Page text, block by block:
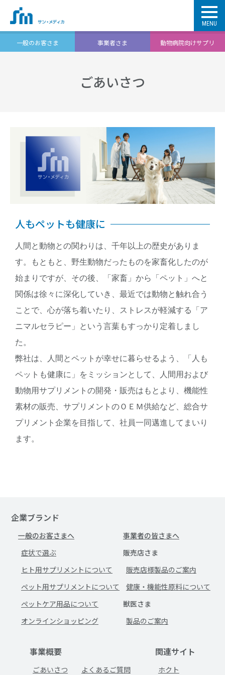
一般のお客さま 事業者さま 動物病院向けサプリ
MENU
ごあいさつ
人もペットも健康に
人間と動物との関わりは、千年以上の歴史がありま
す。もともと、野生動物だったものを家畜化したのが
始まりですが、その後、「家畜」から「ペット」へと
関係は徐々に深化していき、最近では動物と触れ合う
ことで、心が落ち着いたり、ストレスが軽減する「ア
ニマルセラピー」という言葉もすっかり定着しまし
た。
弊社は、人間とペットが幸せに暮らせるよう、「人も
ペットも健康に」をミッションとして、人間用および
動物用サプリメントの開発・販売はもとより、機能性
素材の販売、サプリメントのＯＥＭ供給など、総合サ
プリメント企業を目指して、社員一同邁進してまいり
ます。
企業ブランド
一般のお客さまへ
症状で選ぶ
ヒト用サプリメントについて
ペット用サプリメントについて
ペットケア用品について
オンラインショッピング
事業者の皆さまへ
販売店さま
販売店様製品のご案内
健康・機能性原料について
獣医さま
製品のご案内
事業概要
ごあいさつ よくあるご質問
関連サイト
ホクト